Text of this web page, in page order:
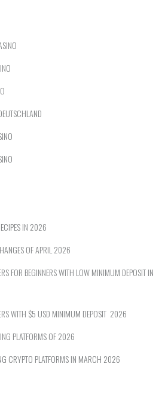
IN 2026
OF APRIL 2026
FOR BEGINNERS WITH LOW MINIMUM DEPOSIT IN
WITH $5 USD MINIMUM DEPOSIT ️ 2026
PLATFORMS OF 2026
CRYPTO PLATFORMS IN MARCH 2026